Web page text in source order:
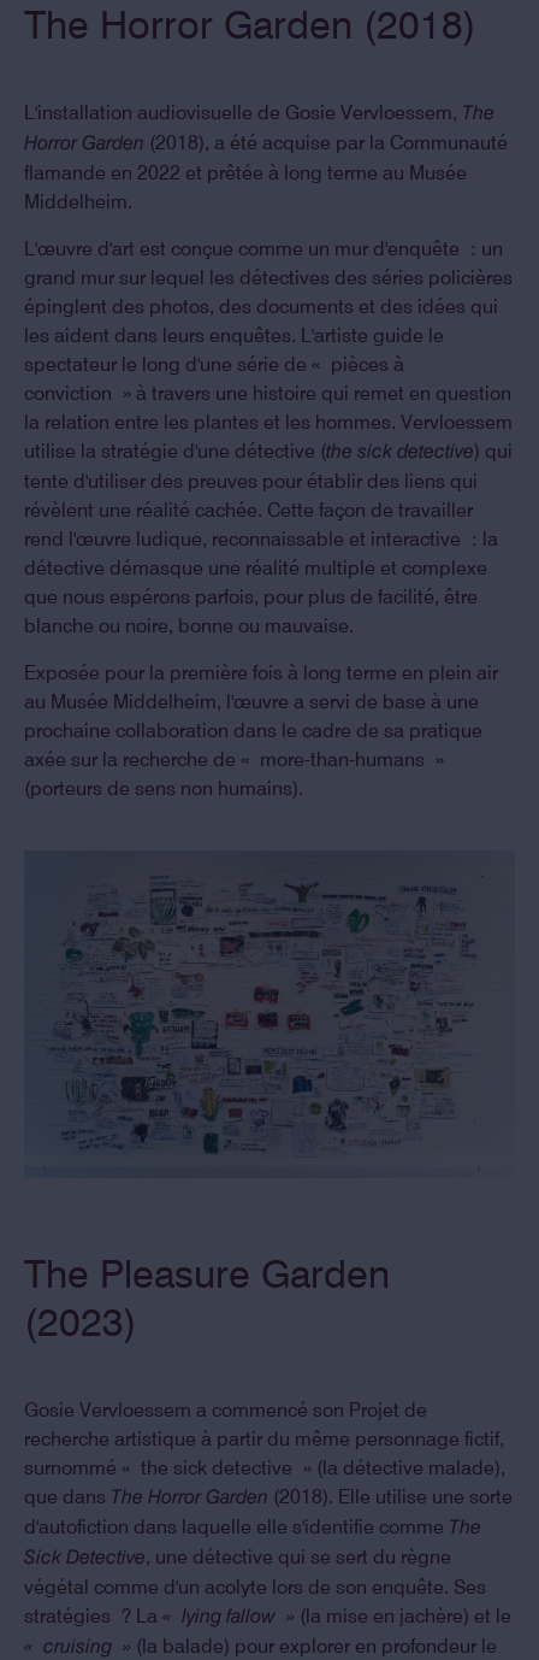
The Horror Garden (2018)
L'installation audiovisuelle de Gosie Vervloessem, The
Horror Garden (2018), a été acquise par la Communauté
flamande en 2022 et prêtée à long terme au Musée
Middelheim.
L'œuvre d'art est conçue comme un mur d'enquête : un
grand mur sur lequel les détectives des séries policières
épinglent des photos, des documents et des idées qui
les aident dans leurs enquêtes. L'artiste guide le
spectateur le long d'une série de « pièces à
conviction » à travers une histoire qui remet en question
la relation entre les plantes et les hommes. Vervloessem
utilise la stratégie d'une détective (the sick detective) qui
tente d'utiliser des preuves pour établir des liens qui
révèlent une réalité cachée. Cette façon de travailler
rend l'œuvre ludique, reconnaissable et interactive : la
détective démasque une réalité multiple et complexe
que nous espérons parfois, pour plus de facilité, être
blanche ou noire, bonne ou mauvaise.
Exposée pour la première fois à long terme en plein air
au Musée Middelheim, l'œuvre a servi de base à une
prochaine collaboration dans le cadre de sa pratique
axée sur la recherche de « more-than-humans »
(porteurs de sens non humains).
The Pleasure Garden
(2023)
Gosie Vervloessem a commencé son Projet de
recherche artistique à partir du même personnage fictif,
surnommé « the sick detective » (la détective malade),
que dans The Horror Garden (2018). Elle utilise une sorte
d'autofiction dans laquelle elle s'identifie comme The
Sick Detective, une détective qui se sert du règne
végétal comme d'un acolyte lors de son enquête. Ses
stratégies ? La « lying fallow » (la mise en jachère) et le
« cruising » (la balade) pour explorer en profondeur le